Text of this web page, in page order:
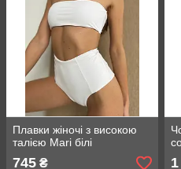
Плавки жіночі з високою
талією Mari білі
745 ₴